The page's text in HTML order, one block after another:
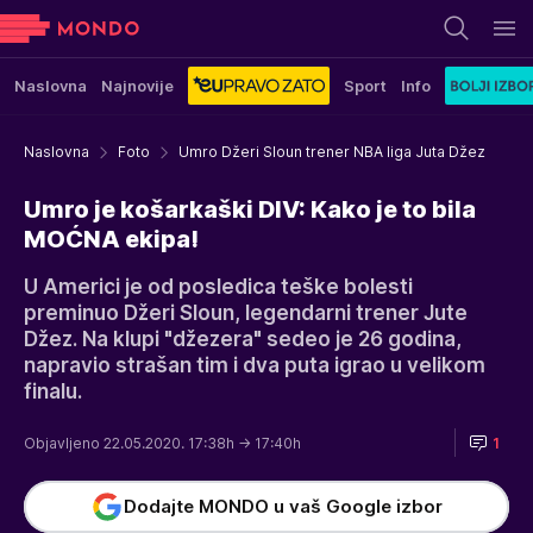
Naslovna Najnovije Sport Info
Naslovna Foto Umro Džeri Sloun trener NBA liga Juta Džez
Umro je košarkaški DIV: Kako je to bila
MOĆNA ekipa!
U Americi je od posledica teške bolesti
preminuo Džeri Sloun, legendarni trener Jute
Džez. Na klupi "džezera" sedeo je 26 godina,
napravio strašan tim i dva puta igrao u velikom
finalu.
Objavljeno 22.05.2020. 17:38h → 17:40h 1
Dodajte MONDO u vaš Google izbor